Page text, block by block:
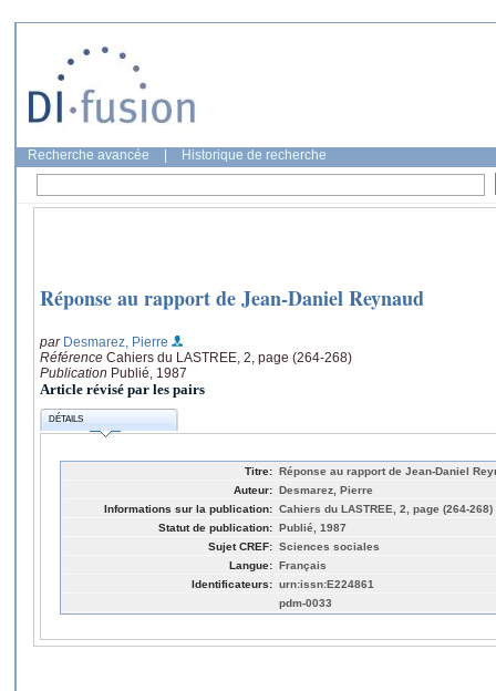
Recherche avancée Historique de recherche
Réponse au rapport de Jean-Daniel Reynaud
par Desmarez, Pierre
Référence Cahiers du LASTREE, 2, page (264-268)
Publication Publié, 1987
Article révisé par les pairs
DÉTAILS
Titre: Réponse au rapport de Jean-Daniel
Auteur: Desmarez, Pierre
Informations sur la publication: Cahiers du LASTREE, 2, page (264-268)
Statut de publication: Publié, 1987
Sujet CREF: Sciences sociales
Langue: Français
Identificateurs: urn:issn:E224861
pdm-0033